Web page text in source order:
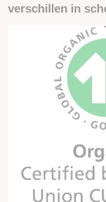
verschillen in